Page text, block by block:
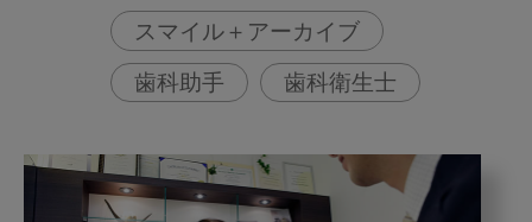
スマイル＋アーカイブ
歯科助手 歯科衛生士